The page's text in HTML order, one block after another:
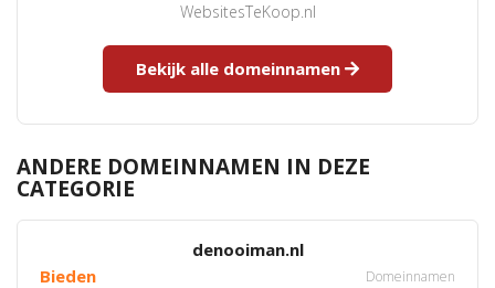
WebsitesTeKoop.nl
Bekijk alle domeinnamen
ANDERE DOMEINNAMEN IN DEZE
CATEGORIE
denooiman.nl
Bieden
Domeinnamen